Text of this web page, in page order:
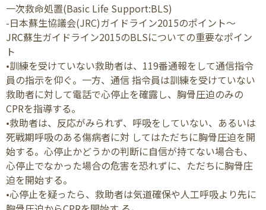
一次救命処置(Basic Life Support:BLS)
-日本蘇生協議会(JRC)ガイドライン2015のポイント〜
JRC蘇生ガイドライン2015のBLSについての重要なポイン
ト
•訓練を受けていない救助者は、119番通報をして通信指令
員の指示を仰ぐ。一方、通信 指令員は訓練を受けていない
救助者に対して電話で心停止を確露し、胸骨圧迫のみの
CPRを指導する。
•救助者は、反応がみられず、呼吸をしていない、あるいは
死戦期呼吸のある傷病者に対 してはただちに胸骨圧迫を開
始する。心停止かどうかの判断に自信が持てない場合も、
心停止でなかった場合の危害を恐れずに、ただちに胸骨庄
迫を開始する。
•心停止を疑ったら、救助者は気道確保や人工呼吸より先に